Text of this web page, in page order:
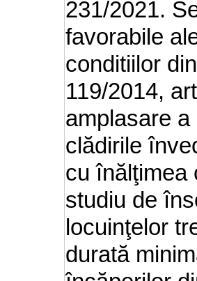
231/2021.
favorabile
conditiilor
119/2014,
amplasare
clădirile
cu înălţimea
studiu de
locuinţelor
durată